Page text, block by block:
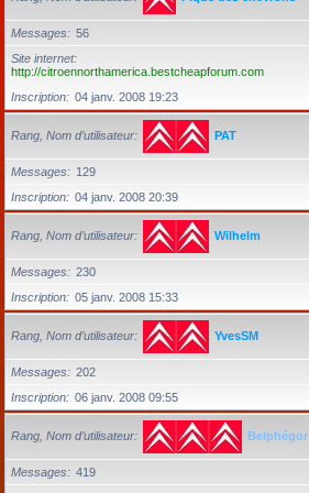
Messages
56
Site internet
http://citroennorthamerica.bestcheapforum.com
Inscription
04 janv. 2008 19:23
Rang, Nom d’utilisateur PAT
Messages
129
Inscription
04 janv. 2008 20:39
Rang, Nom d’utilisateur Wilhelm
Messages
230
Inscription
05 janv. 2008 15:33
Rang, Nom d’utilisateur YvesSM
Messages
202
Inscription
06 janv. 2008 09:55
Rang, Nom d’utilisateur Belphégor
Messages
419